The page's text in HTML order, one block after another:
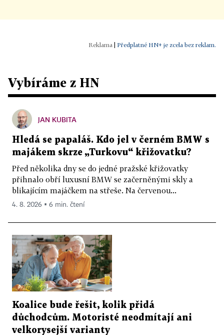
Předplatné HN+ je zcela bez reklam.
Vybíráme z HN
JAN KUBITA
Hledá se papaláš. Kdo jel v černém BMW s
majákem skrze „Turkovu“ křižovatku?
Před několika dny se do jedné pražské křižovatky
přihnalo obří luxusní BMW se začerněnými skly a
blikajícím majáčkem na střeše. Na červenou...
4. 8. 2026 ▪ 6 min. čtení
Koalice bude řešit, kolik přidá
důchodcům. Motoristé neodmítají ani
velkorysejší varianty